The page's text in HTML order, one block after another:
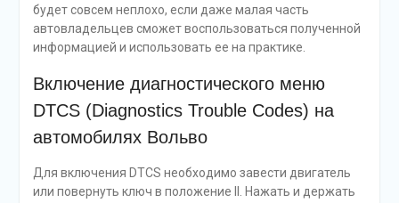
будет совсем неплохо, если даже малая часть
автовладельцев сможет воспользоваться полученной
информацией и использовать ее на практике.
Включение диагностического меню
DTCS (Diagnostics Trouble Codes) на
автомобилях Вольво
Для включения DTCS необходимо завести двигатель
или повернуть ключ в положение II. Нажать и держать